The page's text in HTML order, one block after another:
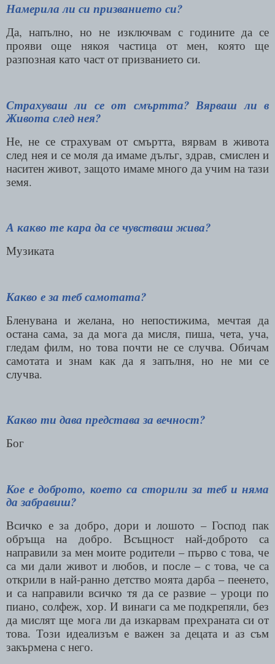
Намерила ли си призванието си?
Да, напълно, но не изключвам с годините да се
прояви още някоя частица от мен, която ще
разпозная като част от призванието си.
Страхуваш ли се от смъртта? Вярваш ли в
Живота след нея?
Не, не се страхувам от смъртта, вярвам в живота
след нея и се моля да имаме дълъг, здрав, смислен и
наситен живот, защото имаме много да учим на тази
земя.
А какво те кара да се чувстваш жива?
Музиката
Какво е за теб самотата?
Бленувана и желана, но непостижима, мечтая да
остана сама, за да мога да мисля, пиша, чета, уча,
гледам филм, но това почти не се случва. Обичам
самотата и знам как да я запълня, но не ми се
случва.
Какво ти дава представа за вечност?
Бог
Кое е доброто, което са сторили за теб и няма
да забравиш?
Всичко е за добро, дори и лошото – Господ пак
обръща на добро. Всъщност най-доброто са
направили за мен моите родители – първо с това, че
са ми дали живот и любов, и после – с това, че са
открили в най-ранно детство моята дарба – пеенето,
и са направили всичко тя да се развие – уроци по
пиано, солфеж, хор. И винаги са ме подкрепяли, без
да мислят ще мога ли да изкарвам прехраната си от
това. Този идеализъм е важен за децата и аз съм
закърмена с него.